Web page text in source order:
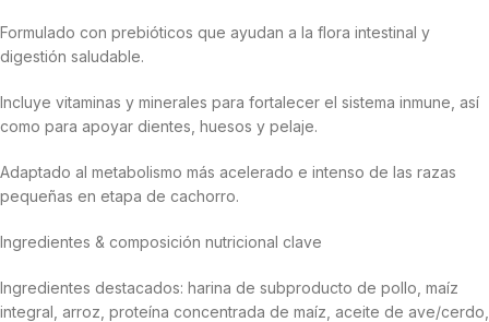
Formulado con prebióticos que ayudan a la flora intestinal y
digestión saludable.
Incluye vitaminas y minerales para fortalecer el sistema inmune, así
como para apoyar dientes, huesos y pelaje.
Adaptado al metabolismo más acelerado e intenso de las razas
pequeñas en etapa de cachorro.
Ingredientes & composición nutricional clave
Ingredientes destacados: harina de subproducto de pollo, maíz
integral, arroz, proteína concentrada de maíz, aceite de ave/cerdo,